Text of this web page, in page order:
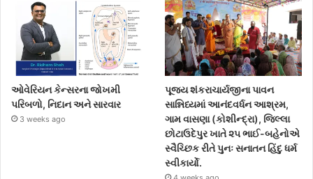
ઓવેરિયન કેન્સરના જોખમી
પરિબળો, નિદાન અને સારવાર
3 weeks ago
પૂજ્ય શંકરાચાર્યજીના પાવન
સાન્નિધ્યમાં આનંદવર્ધન આશ્રમ,
ગામ વાસણા (કોશીન્દ્રા), જિલ્લા
છોટાઉદેપુર ખાતે ૨૫ ભાઈ-બહેનોએ
સ્વૈચ્છિક રીતે પુનઃ સનાતન હિંદુ ધર્મ
સ્વીકાર્યો.